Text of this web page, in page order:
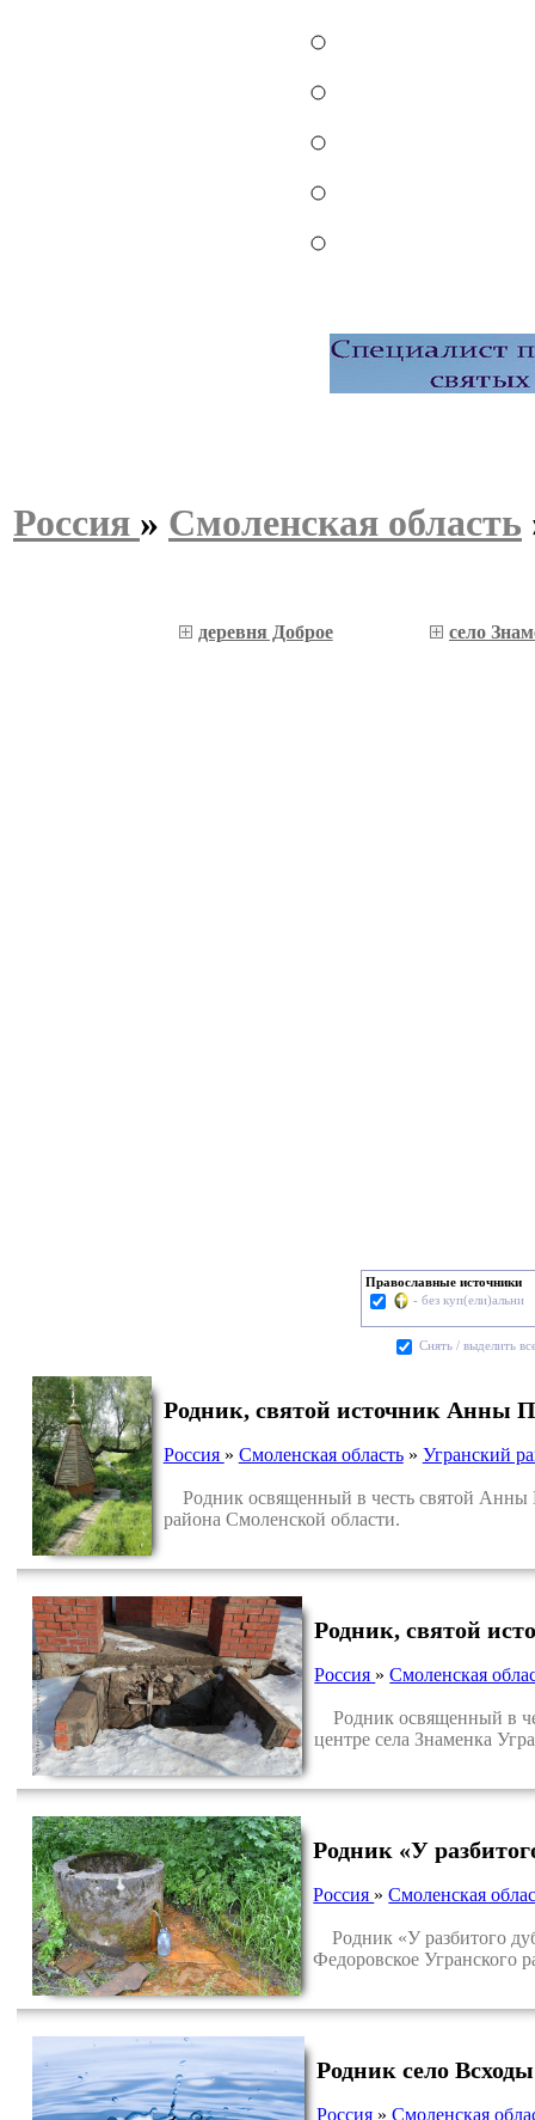
Россия » Смоленская область
деревня Доброе село
Православные источники
- без куп(ели)альни
Cнять / выделить
Родник, святой источник Анны
Россия » Смоленская область» Угранский
Родник освященный в честь святой Анны
района Смоленской области.
Родник, святой
Россия »Смоленская
Родник освященный в
центре села Знаменка
Родник «У
Россия »Смоленская
Родник «У разбитого
Федоровское Угранского
Родник село Всходы
Россия » Смоленская